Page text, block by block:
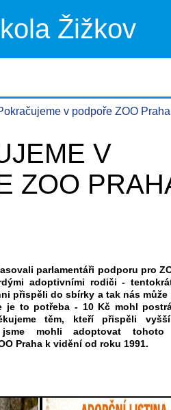
Žižkov
v podpoře ZOO
V
ZOO
parlamentáři podporu pro
adoptivními rodiči -
přispěli do sbírky a tak nás
je to potřeba - 10 Kč mohl
těm, kteří přispěli
mohli adoptovat tohoto
Praha k vidění od roku 1991.